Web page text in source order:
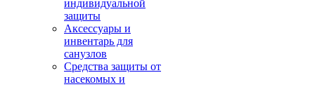
индивидуальной
защиты
Аксессуары и
инвентарь для
санузлов
Средства защиты от
насекомых и